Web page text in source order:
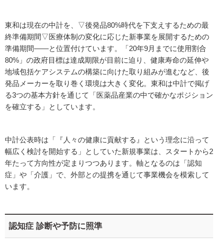
東和は現在の中計を、▽後発品80%時代を下支えするための最
終準備期間▽医療体制の変化に応じた新事業を展開するための
準備期間――と位置付けています。「20年9月までに使用割合
80%」の政府目標は達成期限が目前に迫り、健康寿命の延伸や
地域包括ケアシステムの構築に向けた取り組みが進むなど、後
発品メーカーを取り巻く環境は大きく変化。東和は中計で掲げ
る3つの基本方針を通じて「医薬品産業の中で確かなポジション
を確立する」としています。
中計公表時は「『人々の健康に貢献する』という理念に沿って
幅広く検討を開始する」としていた新規事業は、スタートから2
年たって方向性が定まりつつあります。軸となるのは「認知
症」や「介護」で、外部との提携を通じて事業機会を模索して
います。
認知症 診断や予防に照準